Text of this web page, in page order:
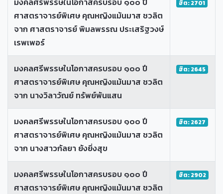
ศาสตราจารย์พิเศษ คุณหญิงแม้นมาส ชวลิต
จาก ศาสตราจารย์ พิมลพรรณ ประเสริฐวงษ์
เรพเพอร์
ฮิต: 2701
มงคลศรีพรรษในโอกาสครบรอบ ๑๐๐ ปี
ศาสตราจารย์พิเศษ คุณหญิงแม้นมาส ชวลิต
จาก นางวิลาวัณย์ ทรัพย์พันแสน
ฮิต: 2645
มงคลศรีพรรษในโอกาสครบรอบ ๑๐๐ ปี
ศาสตราจารย์พิเศษ คุณหญิงแม้นมาส ชวลิต
จาก นางสาวกัลยา ยังยิ่งสุข
ฮิต: 2627
มงคลศรีพรรษในโอกาสครบรอบ ๑๐๐ ปี
ศาสตราจารย์พิเศษ คุณหญิงแม้นมาส ชวลิต
ฮิต: 2902